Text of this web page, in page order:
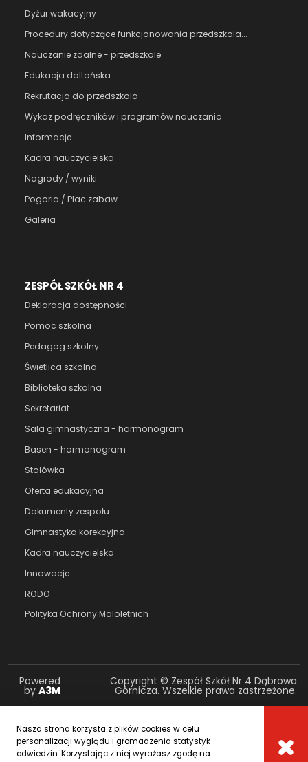
Dyżur wakacyjny
Procedury dotyczące funkcjonowania przedszkola...
Nauczanie zdalne - przedszkole
Edukacja daltońska
Rekrutacja do przedszkola
Wykaz podręczników i programów nauczania
Informacje
Kadra nauczycielska
Nagrody / wyniki
Pogoria / Plac zabaw
Galeria
ZESPÓŁ SZKÓŁ NR 4
Deklaracja dostępności
Pomoc szkolna
Pedagog szkolny
Świetlica szkolna
Biblioteka szkolna
Sekretariat
Sala gimnastyczna - harmonogram
Basen - harmonogram
Stołówka
Oferta edukacyjna
Dokumenty zespołu
Gimnastyka korekcyjna
Kadra nauczycielska
Innowacje
RODO
Polityka Ochrony Maloletnich
Powered
byA3M
Copyright © Zespół Szkół Nr 4 Dąbrowa
Górnicza. Wszelkie prawa zastrzeżone.
Nasza strona korzysta z plików cookies w celu
personalizacji wyglądu i gromadzenia statystyk
odwiedzin. Korzystając z niej wyrażasz zgodę na